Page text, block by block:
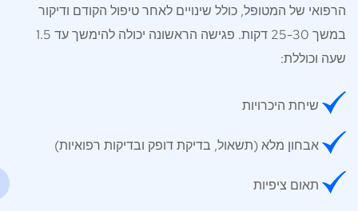
הרפואי של המטופל, כולל שינויים לאחר טיפול הקודם ודיקור
במשך 25-30 דקות. פגישה הראשונה יכולה להימשך עד 1.5
שעה וכוללת:
שיחת היכרויות
אבחון מלא (תשאול, בדיקת דופק ובדיקות רפואיות)
תאום ציפיות